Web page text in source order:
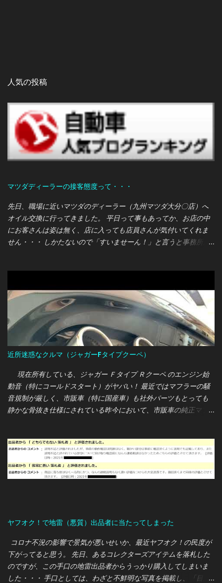
人気の投稿
マツダディーラーの接客態度って・・・
先日、職場に近いマツダのディーラー（九州マツダ大分〇店）へ
オイル交換に行ってきました。 平日って事もあってか、お店の中
にお客さんは姿は無く、店に入っても店員さんが気付いてくれま
せん・・・ しかたないので「すいませーん！」と言うと事務所か
か？ 営業マン：ちょうど今マツダは各種パックプランを見直して
いる最中なので、現在は取り扱っていません。 オレ：そうです
か・・・では、通常の価格で交換をお願いします。 営業マン：わ
かりました。では今回は〇000円で交換させていただきます。 ま
ぁ、ここまではフツー？のやり取りだったのですが、作業を待っ
ている時間の店員の態度に驚かされました・・・
近所迷惑なクルマ（ジャガーFタイプクーペ）
現在所有している、ジャガー Ｆタイプ Ｒクーペ のエンジン始
動音（特にコールドスタート）がヤバい！ 最近ではマフラーの騒
音規制が厳しく、市販車（特に国産車）も社外パーツもとっても
静かな骨抜き仕様にされている昨今において、市販車の純正マフ
増については事前にご近所さんへ説明していたのですが、実際に
納車されエンジンを始動すると轟音が静かな住宅地に響き渡り、
私もご近所さんも唖然としてしまいました( ﾟдﾟ) Ｆタイプ は車内
も広いし荷物も積めるし、普段乗りでもとても使いやすいスポー
購入する予定 自動車ランキング ↑↑↑ 当ブログは ランキング に参
加しております。 皆様の クリック が励みになりますので、どうぞ
宜しくお願いします。
ヤフオク！で地雷（悪質）出品者に当たってしまった
コロナ不況の影響で景気が悪いせいか、最近ヤフオク！の民度が
下がってると思う。 先日、あるコレクターズアイテムを落札した
のですが、この手口の地雷出品者からうっかり購入してしまいま
した・・・ 手口としては、わざと不鮮明な写真を掲載し、「目立